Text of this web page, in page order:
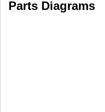
Parts Diagrams